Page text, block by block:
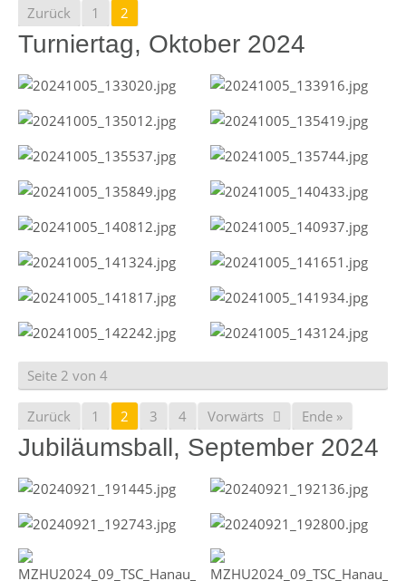
Zurück 1 2
Turniertag, Oktober 2024
Seite 2 von 4
Zurück 1 2 3 4 Vorwärts Ende »
Jubiläumsball, September 2024